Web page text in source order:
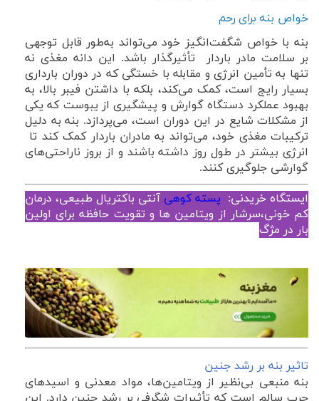
خواص بنه برای رحم
بنه با خواص شگفت‌انگیز خود می‌تواند به‌طور قابل توجهی
بر سلامت مادر باردار تأثیرگذار باشد. این دانه مغذی نه
تنها به تأمین انرژی و مقابله با خستگی که در دوران بارداری
بسیار رایج است، کمک می‌کند، بلکه با داشتن فیبر بالا، به
بهبود عملکرد دستگاه گوارش و پیشگیری از یبوست که یکی
از مشکلات شایع در این دوران است، می‌پردازد. بنه به دلیل
ترکیبات مغذی خود، می‌تواند به مادران باردار کمک کند تا
انرژی بیشتر در طول روز داشته باشند و از بروز ناراحتی‌های
گوارشی جلوگیری کنند.
ایستگاه خریدنی: پسته کوهی آنتی باکتریال طبیعی، درمان
کم خونی،سرشار از ویتامین ها و تقویت حافظه برای اولین
بار در مژگ
تاثیر بنه بر رشد جنین
بنه منبعی بی‌نظیر از ویتامین‌ها، مواد معدنی و اسیدهای